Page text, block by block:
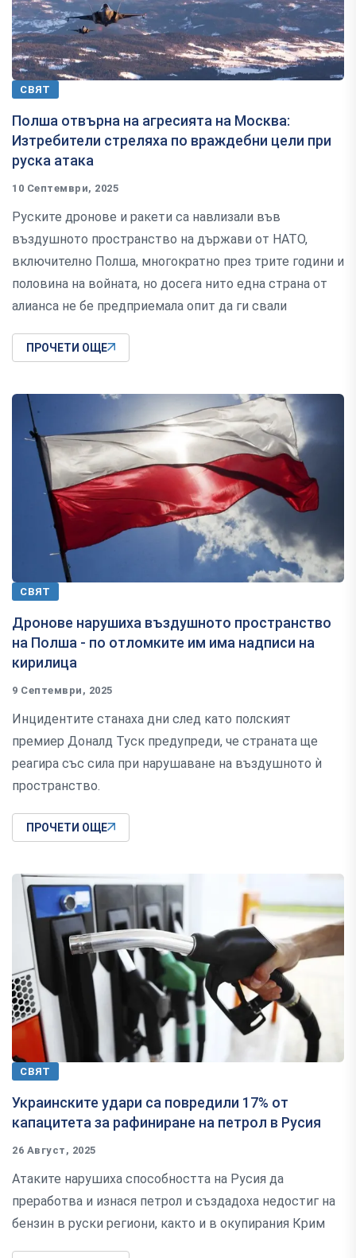
СВЯТ
Полша отвърна на агресията на Москва:
Изтребители стреляха по враждебни цели при
руска атака
10 Септември, 2025
Руските дронове и ракети са навлизали във
въздушното пространство на държави от НАТО,
включително Полша, многократно през трите години и
половина на войната, но досега нито една страна от
алианса не бе предприемала опит да ги свали
ПРОЧЕТИ ОЩЕ
СВЯТ
Дронове нарушиха въздушното пространство
на Полша - по отломките им има надписи на
кирилица
9 Септември, 2025
Инцидентите станаха дни след като полският
премиер Доналд Туск предупреди, че страната ще
реагира със сила при нарушаване на въздушното ѝ
пространство.
ПРОЧЕТИ ОЩЕ
СВЯТ
Украинските удари са повредили 17% от
капацитета за рафиниране на петрол в Русия
26 Август, 2025
Атаките нарушиха способността на Русия да
преработва и изнася петрол и създадоха недостиг на
бензин в руски региони, както и в окупирания Крим